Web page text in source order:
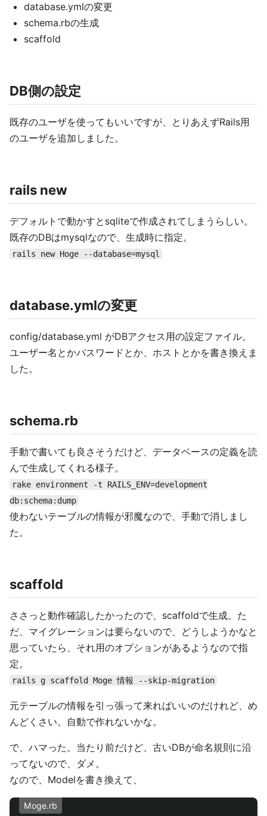
database.ymlの変更
schema.rbの生成
scaffold
DB側の設定
既存のユーザを使ってもいいですが、とりあえずRails用
のユーザを追加しました。
rails new
デフォルトで動かすとsqliteで作成されてしまうらしい。
既存のDBはmysqlなので、生成時に指定。
rails new Hoge --database=mysql
database.ymlの変更
config/database.yml がDBアクセス用の設定ファイル。
ユーザー名とかパスワードとか、ホストとかを書き換えま
した。
schema.rb
手動で書いても良さそうだけど、データベースの定義を読
んで生成してくれる様子。
rake environment -t RAILS_ENV=development
db:schema:dump
使わないテーブルの情報が邪魔なので、手動で消しまし
た。
scaffold
ささっと動作確認したかったので、scaffoldで生成。た
だ、マイグレーションは要らないので、どうしようかなと
思っていたら、それ用のオプションがあるようなので指
定。
rails g scaffold Moge 情報 --skip-migration
元テーブルの情報を引っ張って来ればいいのだけれど、め
んどくさい。自動で作れないかな。
で、ハマった。当たり前だけど、古いDBが命名規則に沿
ってないので、ダメ。
なので、Modelを書き換えて、
Moge.rb